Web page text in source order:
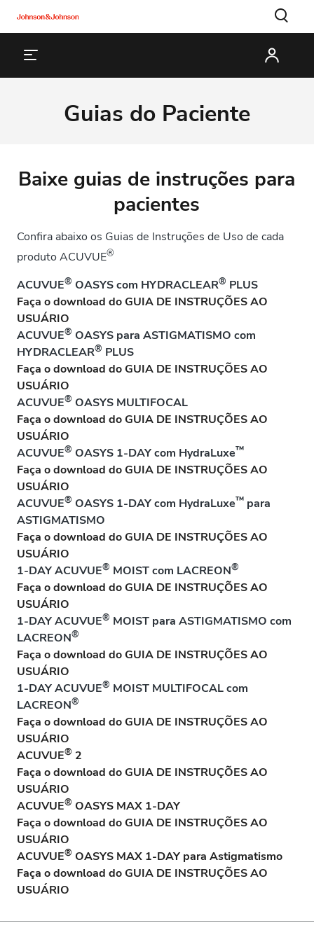
Guias do Paciente
Baixe guias de instruções para
pacientes
Confira abaixo os Guias de Instruções de Uso de cada
produto ACUVUE®
ACUVUE® OASYS com HYDRACLEAR® PLUS
Faça o download do GUIA DE INSTRUÇÕES AO
USUÁRIO
ACUVUE® OASYS para ASTIGMATISMO com
HYDRACLEAR® PLUS
Faça o download do GUIA DE INSTRUÇÕES AO
USUÁRIO
ACUVUE® OASYS MULTIFOCAL
Faça o download do GUIA DE INSTRUÇÕES AO
USUÁRIO
ACUVUE® OASYS 1-DAY com HydraLuxe™
Faça o download do GUIA DE INSTRUÇÕES AO
USUÁRIO
ACUVUE® OASYS 1-DAY com HydraLuxe™ para
ASTIGMATISMO
Faça o download do GUIA DE INSTRUÇÕES AO
USUÁRIO
1-DAY ACUVUE® MOIST com LACREON®
Faça o download do GUIA DE INSTRUÇÕES AO
USUÁRIO
1-DAY ACUVUE® MOIST para ASTIGMATISMO com
LACREON®
Faça o download do GUIA DE INSTRUÇÕES AO
USUÁRIO
1-DAY ACUVUE® MOIST MULTIFOCAL com
LACREON®
Faça o download do GUIA DE INSTRUÇÕES AO
USUÁRIO
ACUVUE® 2
Faça o download do GUIA DE INSTRUÇÕES AO
USUÁRIO
ACUVUE® OASYS MAX 1-DAY
Faça o download do GUIA DE INSTRUÇÕES AO
USUÁRIO
ACUVUE® OASYS MAX 1-DAY para Astigmatismo
Faça o download do GUIA DE INSTRUÇÕES AO
USUÁRIO